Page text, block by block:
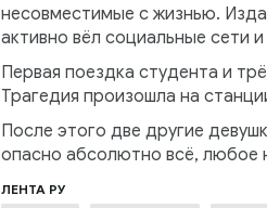
несовместимые с жизнью.
активно вёл социальные сети
Первая поездка студента и
Трагедия произошла на
После этого две другие
опасно абсолютно всё, любое
ЛЕНТА РУ